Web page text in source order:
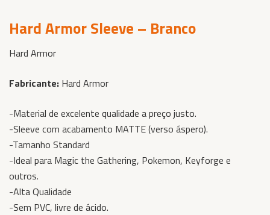
Hard Armor Sleeve – Branco
Hard Armor
Fabricante: Hard Armor
-Material de excelente qualidade a preço justo.
-Sleeve com acabamento MATTE (verso áspero).
-Tamanho Standard
-Ideal para Magic the Gathering, Pokemon, Keyforge e
outros.
-Alta Qualidade
-Sem PVC, livre de ácido.